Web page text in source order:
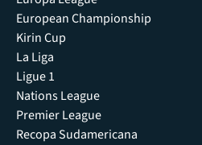
European Championship
Kirin Cup
La Liga
Ligue 1
Nations League
Premier League
Recopa Sudamericana